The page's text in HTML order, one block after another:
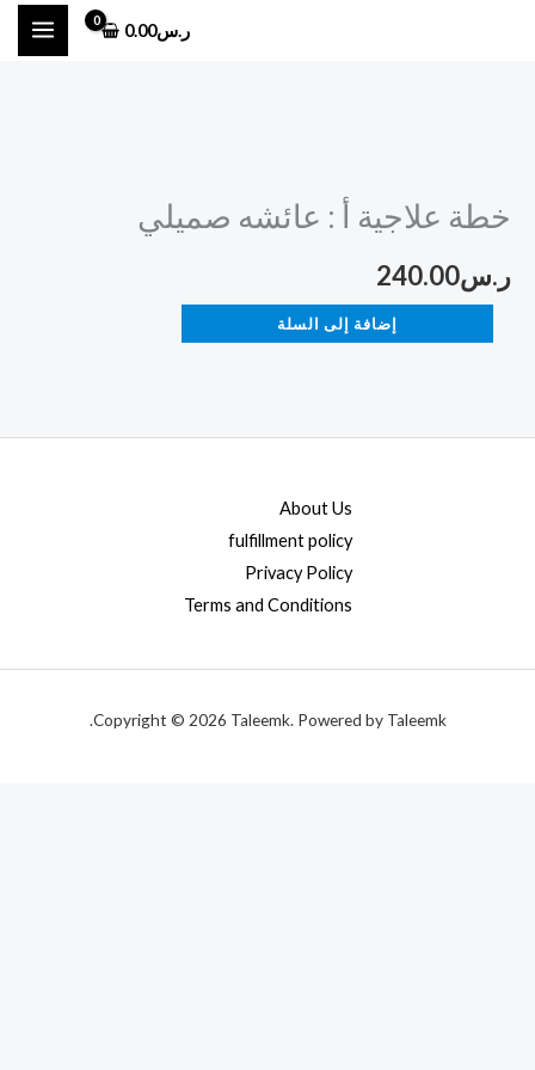
ر.س0.00
خطة علاجية أ : عائشه صميلي
ر.س240.00
علاجية
:
عائشه
صميلي
إضافة إلى السلة
About Us
fulfillment policy
Privacy Policy
Terms and Conditions
Copyright © 2026 Taleemk. Powered by Taleemk.